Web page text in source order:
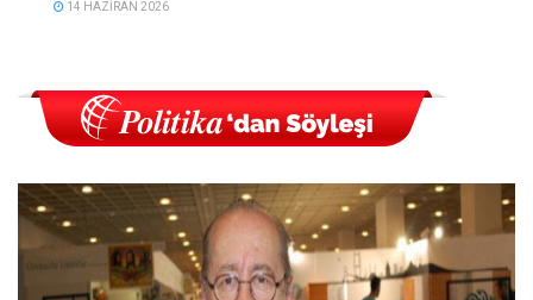
14 HAZIRAN 2026